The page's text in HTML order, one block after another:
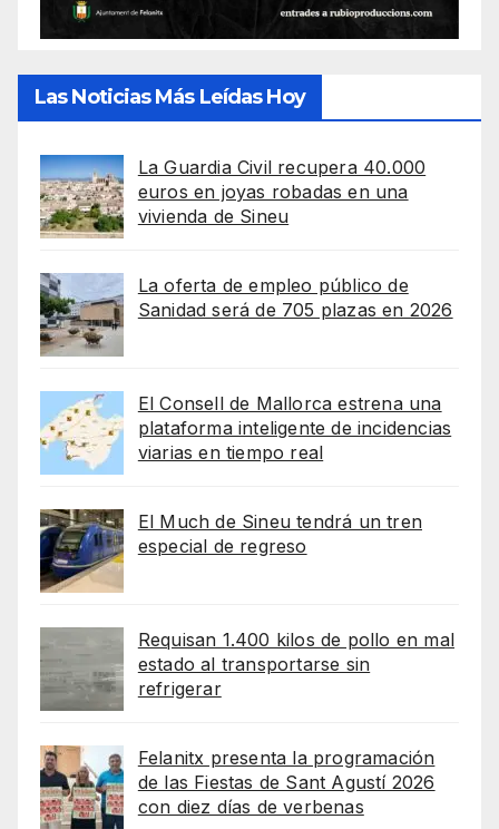
Las Noticias Más Leídas Hoy
La Guardia Civil recupera 40.000
euros en joyas robadas en una
vivienda de Sineu
La oferta de empleo público de
Sanidad será de 705 plazas en 2026
El Consell de Mallorca estrena una
plataforma inteligente de incidencias
viarias en tiempo real
El Much de Sineu tendrá un tren
especial de regreso
Requisan 1.400 kilos de pollo en mal
estado al transportarse sin
refrigerar
Felanitx presenta la programación
de las Fiestas de Sant Agustí 2026
con diez días de verbenas